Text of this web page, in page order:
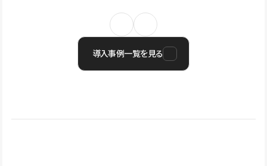
導入事例一覧を見る